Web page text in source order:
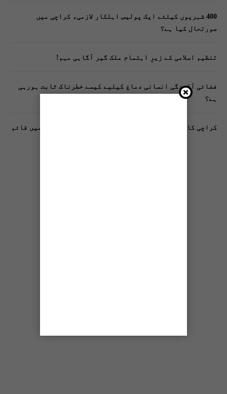
400 شہریوں کیلئے ایک پولیس اہلکار لازمی، کراچی میں
صورتحال کیا ہے؟
تنظیم اسلامی کے زیرِ اہتمام ملک گیر آگاہی مہم!
فضائی آلودگی انسانی دماغ کیلیے کیسے خطرناک ثابت ہورہی
ہے؟
کراچی کا پہلا مفت فٹنیس کلب فیڈرل بی ایریا بلاک 10 میں قائم